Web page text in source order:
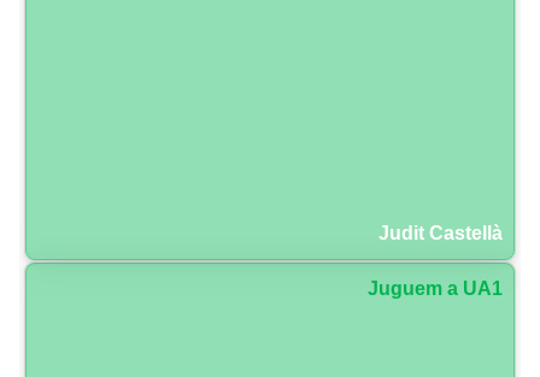
Judit Castellà
Juguem a UA1